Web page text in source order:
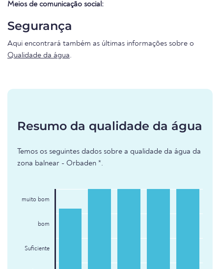
Meios de comunicação social:
Segurança
Aqui encontrará também as últimas informações sobre o
Qualidade da água.
Resumo da qualidade da água
Temos os seguintes dados sobre a qualidade da água da
zona balnear - Orbaden *.
muito bom
bom
Suficiente